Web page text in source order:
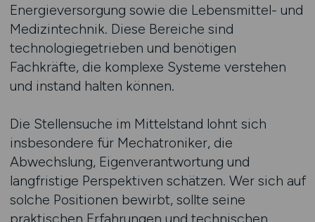
Energieversorgung sowie die Lebensmittel- und
Medizintechnik. Diese Bereiche sind
technologiegetrieben und benötigen
Fachkräfte, die komplexe Systeme verstehen
und instand halten können.
Die Stellensuche im Mittelstand lohnt sich
insbesondere für Mechatroniker, die
Abwechslung, Eigenverantwortung und
langfristige Perspektiven schätzen. Wer sich auf
solche Positionen bewirbt, sollte seine
praktischen Erfahrungen und technischen